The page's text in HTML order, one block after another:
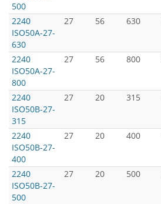
500
2240
ISO50A-27-
630
27 56 630
2240
ISO50A-27-
800
27 56 800
2240
ISO50B-27-
315
27 20 315
2240
ISO50B-27-
400
27 20 400
2240
ISO50B-27-
500
27 20 500